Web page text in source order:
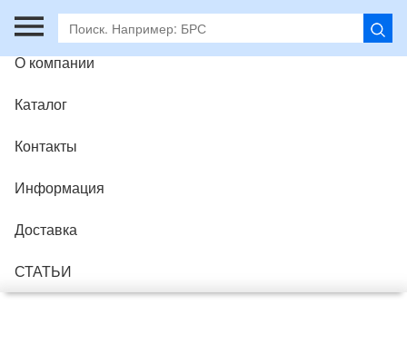
Главная
О компании
Каталог
Контакты
Информация
Доставка
СТАТЬИ